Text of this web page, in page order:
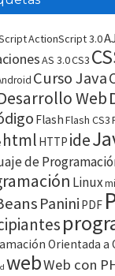
ActionScript 3.0
AS 3.0CS3
Curso Java
Web
FlashFlash CS3
html HTTP ide
de
Linux
Panini PDF
Orientada a
webWeb con